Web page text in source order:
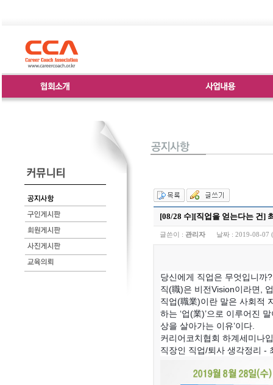
[08/28 수][직업을 얻는다는 건]
글쓴이 : 관리자 날짜 : 2019-08-07
당신에게 직업은 무엇입니까?
직(職)은 비전Vision이라면,
직업(職業)이란 말은 사회적
하는 ‘업(業)’으로 이루어진
상을 살아가는 이유’이다.
커리어코치협회 하계세미나
직장인 직업/퇴사 생각정리 -